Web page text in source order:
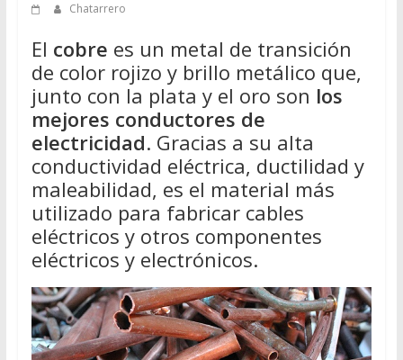
Chatarrero
El cobre es un metal de transición
de color rojizo y brillo metálico que,
junto con la plata y el oro son los
mejores conductores de
electricidad. Gracias a su alta
conductividad eléctrica, ductilidad y
maleabilidad, es el material más
utilizado para fabricar cables
eléctricos y otros componentes
eléctricos y electrónicos.